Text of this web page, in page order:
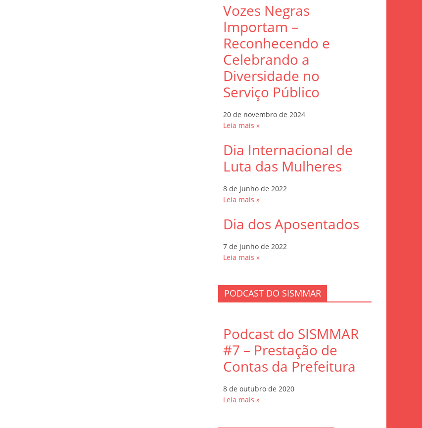
Vozes Negras
Importam –
Reconhecendo e
Celebrando a
Diversidade no
Serviço Público
20 de novembro de 2024
Leia mais »
Dia Internacional de
Luta das Mulheres
8 de junho de 2022
Leia mais »
Dia dos Aposentados
7 de junho de 2022
Leia mais »
PODCAST DO SISMMAR
Podcast do SISMMAR
#7 – Prestação de
Contas da Prefeitura
8 de outubro de 2020
Leia mais »